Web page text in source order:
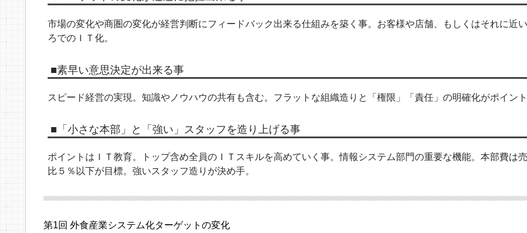
市場の変化や商圏の変化が経営判断にフィードバック出来る仕組みを築く事。お客様や店舗、もしくはそれに近
ろでのＩＴ化。
■素早い意思決定が出来る事
スピード経営の実現。知識やノウハウの共有も含む。フラットな組織造りと「権限」「責任」の明確化がポイン
■「小さな本部」と「強い」スタッフを造り上げる事
ポイントはＩＴ教育。トップ含め全員のＩＴスキルを高めていく事。情報システム部門の重要な機能。本部費は
比５％以下が目標。強いスタッフ造りが決め手。
第1回 外食産業システム化ターゲットの変化